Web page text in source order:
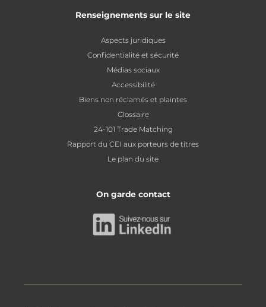
Renseignements sur le site
Aspects juridiques
Confidentialité et sécurité
Médias sociaux
Accessibilité
Biens non réclamés et plaintes
Glossaire
24-101 Trade Matching
Rapport du CEI aux porteurs de titres
Le plan du site
On garde contact